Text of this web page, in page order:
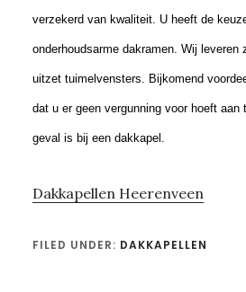
verzekerd van kwaliteit. U heeft de
onderhoudsarme dakramen. Wij leveren
uitzet tuimelvensters. Bijkomend
dat u er geen vergunning voor hoeft
geval is bij een dakkapel.
Dakkapellen Heerenveen
FILED UNDER: DAKKAPELLEN